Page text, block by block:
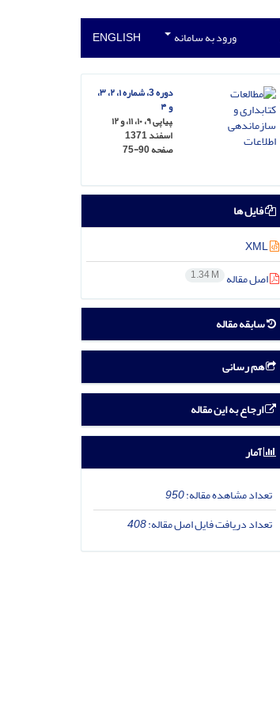
ورود به سامانه ENGLISH
دوره 3، شماره ۱، ۲، ۳،
و ۴
‍‍‍پیاپی ۹، ۱۰، ۱۱، و ۱۲
اسفند 1371
صفحه75-90
فایل ها
XML
اصل مقاله 1.34 M
سابقه مقاله
هم رسانی
ارجاع به این مقاله
آمار
تعداد مشاهده مقاله:950
تعداد دریافت فایل اصل مقاله:408